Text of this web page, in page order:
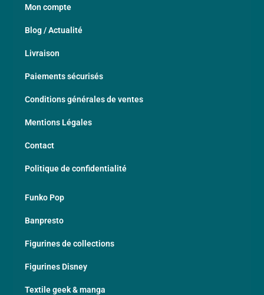
Mon compte
Blog / Actualité
Livraison
Paiements sécurisés
Conditions générales de ventes
Mentions Légales
Contact
Politique de confidentialité
Funko Pop
Banpresto
Figurines de collections
Figurines Disney
Textile geek & manga